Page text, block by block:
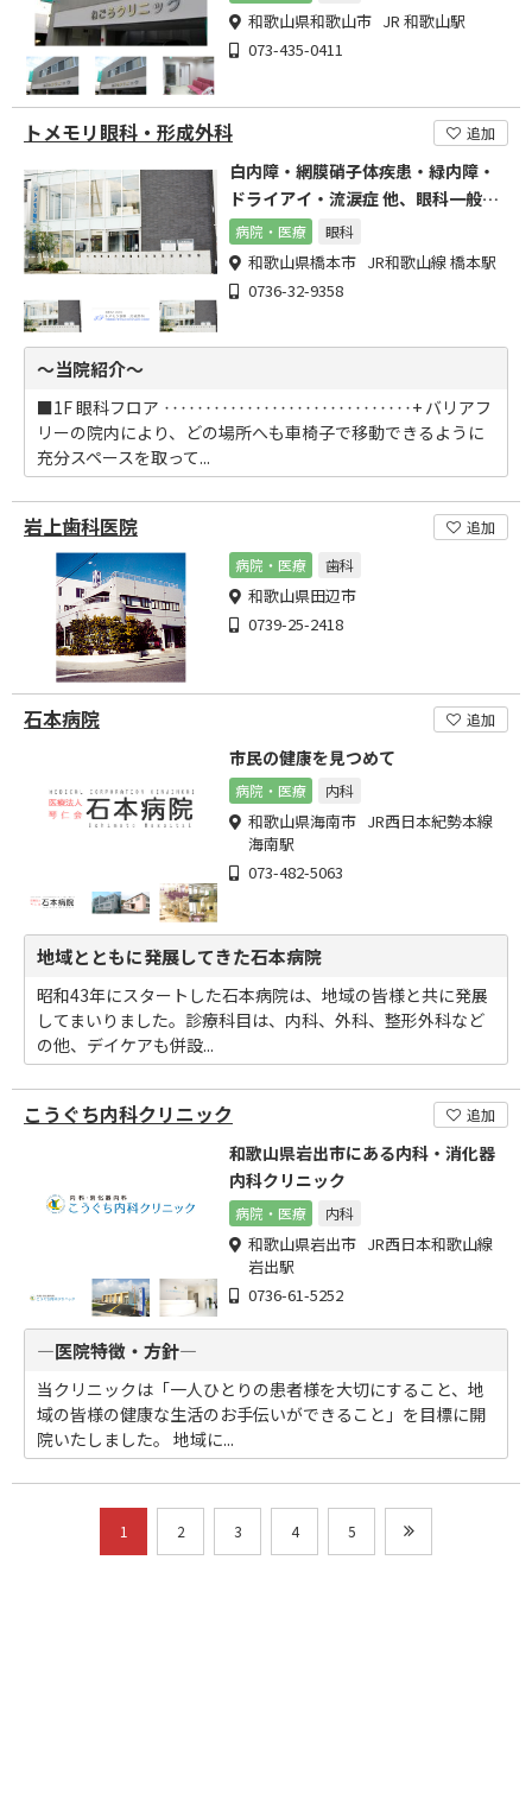
和歌山県和歌山市 JR 和歌山駅
073-435-0411
トメモリ眼科・形成外科 追加
白内障・網膜硝子体疾患・緑内障・
ドライアイ・流涙症 他、眼科一般診
療 外来通院手術
病院・医療 眼科
和歌山県橋本市 JR和歌山線 橋本駅
0736-32-9358
～当院紹介～
■1F 眼科フロア ‥‥‥‥‥‥‥‥‥‥‥‥‥‥‥+ バリアフ
リーの院内により、どの場所へも車椅子で移動できるように
充分スペースを取って...
岩上歯科医院
追加
病院・医療
歯科
和歌山県田辺市
0739-25-2418
石本病院 追加
市民の健康を見つめて
病院・医療 内科
和歌山県海南市 JR西日本紀勢本線
海南駅
073-482-5063
地域とともに発展してきた石本病院
昭和43年にスタートした石本病院は、地域の皆様と共に発展
してまいりました。診療科目は、内科、外科、整形外科など
の他、デイケアも併設...
こうぐち内科クリニック 追加
和歌山県岩出市にある内科・消化器
内科クリニック
病院・医療 内科
和歌山県岩出市 JR西日本和歌山線
岩出駅
0736-61-5252
―医院特徴・方針―
当クリニックは「一人ひとりの患者様を大切にすること、地
域の皆様の健康な生活のお手伝いができること」を目標に開
院いたしました。 地域に...
1 2 3 4 5